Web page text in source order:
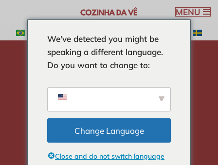
para
MENU
O que é queijo
Gouda
We've detected you might be
speaking a different language.
Do you want to change to:
Change Language
Close and do not switch language